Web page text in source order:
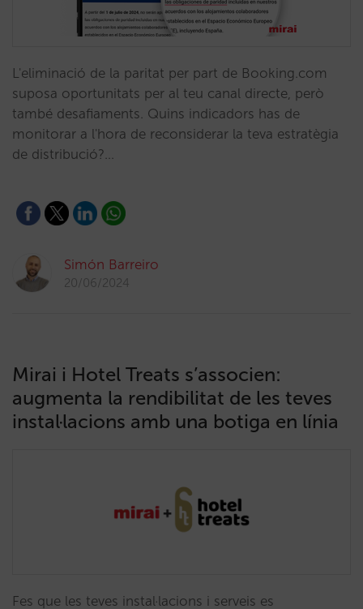
L'eliminació de la paritat per part de Booking.com
suposa oportunitats per al teu canal directe, però
també desafiaments. Quins indicadors has de
monitorar a l'hora de reconsiderar la teva estratègia
de distribució?…
Simón Barreiro
20/06/2024
Mirai i Hotel Treats s’associen:
augmenta la rendibilitat de les teves
instal·lacions amb una botiga en línia
Fes que les teves instal·lacions i serveis es